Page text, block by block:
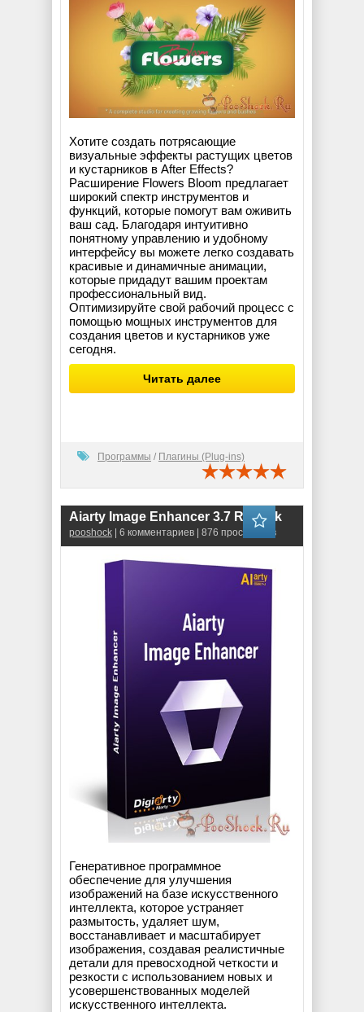
Хотите создать потрясающие
визуальные эффекты растущих цветов
и кустарников в After Effects?
Расширение Flowers Bloom предлагает
широкий спектр инструментов и
функций, которые помогут вам оживить
ваш сад. Благодаря интуитивно
понятному управлению и удобному
интерфейсу вы можете легко создавать
красивые и динамичные анимации,
которые придадут вашим проектам
профессиональный вид.
Оптимизируйте свой рабочий процесс с
помощью мощных инструментов для
создания цветов и кустарников уже
сегодня.
Читать далее
Программы / Плагины (Plug-ins)
Aiarty Image Enhancer 3.7 RePack
pooshock | 6 комментариев | 876 просмотров
Генеративное программное
обеспечение для улучшения
изображений на базе искусственного
интеллекта, которое устраняет
размытость, удаляет шум,
восстанавливает и масштабирует
изображения, создавая реалистичные
детали для превосходной четкости и
резкости с использованием новых и
усовершенствованных моделей
искусственного интеллекта.